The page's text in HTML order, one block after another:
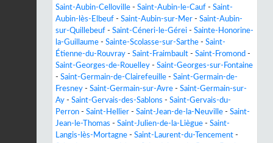
Saint-Aubin-Celloville - Saint-Aubin-le-Cauf - Saint-
Aubin-lès-Elbeuf - Saint-Aubin-sur-Mer - Saint-Aubin-
sur-Quillebeuf - Saint-Céneri-le-Gérei - Sainte-Honorine-
la-Guillaume - Sainte-Scolasse-sur-Sarthe - Saint-
Étienne-du-Rouvray - Saint-Fraimbault - Saint-Fromond -
Saint-Georges-de-Rouelley - Saint-Georges-sur-Fontaine
- Saint-Germain-de-Clairefeuille - Saint-Germain-de-
Fresney - Saint-Germain-sur-Avre - Saint-Germain-sur-
Ay - Saint-Gervais-des-Sablons - Saint-Gervais-du-
Perron - Saint-Hellier - Saint-Jean-de-la-Neuville - Saint-
Jean-le-Thomas - Saint-Julien-de-la-Liègue - Saint-
Langis-lès-Mortagne - Saint-Laurent-du-Tencement -